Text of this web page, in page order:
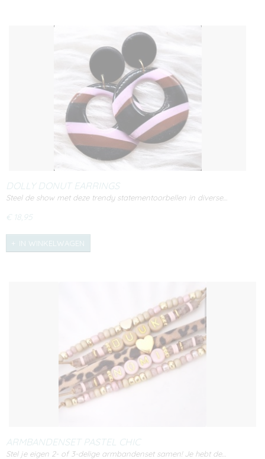
DOLLY DONUT EARRINGS
Steel de show met deze trendy statementoorbellen in diverse…
€ 18,95
IN WINKELWAGEN
ARMBANDENSET PASTEL CHIC
Stel je eigen 2- of 3-delige armbandenset samen! Je hebt de…